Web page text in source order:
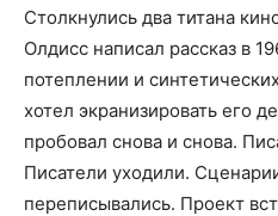
Столкнулись два титана
Олдисс написал рассказ в
потеплении и
хотел экранизировать его
пробовал снова и снова.
Писатели уходили.
переписывались. Проект